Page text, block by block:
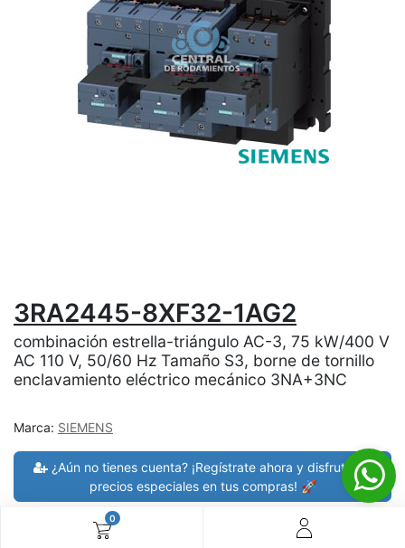
0
3RA2445-8XF32-1AG2
combinación estrella-triángulo AC-3, 75 kW/400 V
AC 110 V, 50/60 Hz Tamaño S3, borne de tornillo
enclavamiento eléctrico mecánico 3NA+3NC
Marca: SIEMENS
¿Aún no tienes cuenta? ¡Regístrate ahora y disfruta de
precios especiales en tus compras! 🚀
30 días de devolución